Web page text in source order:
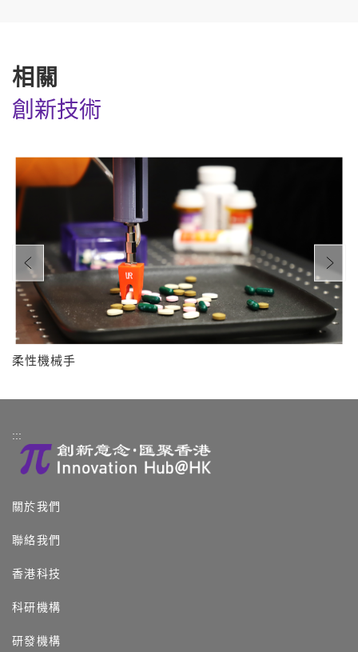
相關
創新技術
柔性機械手
:::
關於我們
聯絡我們
香港科技
科研機構
研發機構